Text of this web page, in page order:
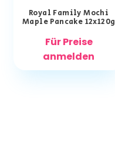
Royal Family Mochi
Maple Pancake 12x120g
Für Preise
anmelden